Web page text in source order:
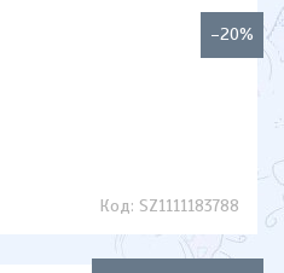
–20%
SZ1111183788